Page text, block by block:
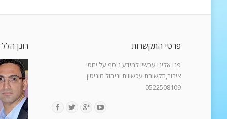
פרטי התקשרות
פנו אלינו עכשיו למידע נוסף על יחסי
ציבור,תקשורת עכשווית וניהול מוניטין
0522508109
רונן הלל